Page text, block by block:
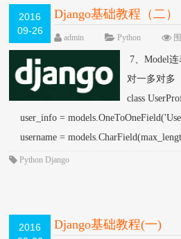
2016
09-26
Django基础教程（二）
admin Python
7、Model
对一多对多
class
user_info =
username =
Python Django
2016
Django基础教程(一)